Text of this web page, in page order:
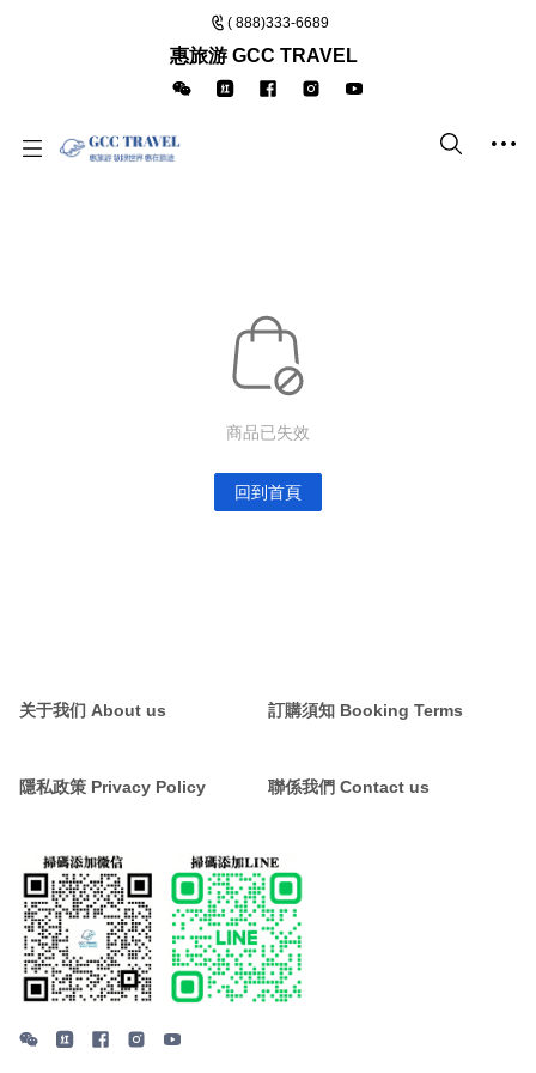
( 888)333-6689
惠旅游 GCC TRAVEL
商品已失效
回到首頁
关于我们 About us 訂購須知 Booking Terms
隱私政策 Privacy Policy 聯係我們 Contact us